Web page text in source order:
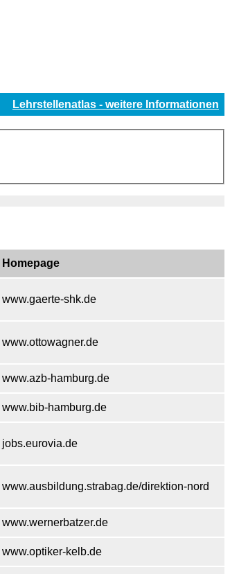
Lehrstellenatlas - weitere Informationen
Homepage
www.gaerte-shk.de
www.ottowagner.de
www.azb-hamburg.de
www.bib-hamburg.de
jobs.eurovia.de
www.ausbildung.strabag.de/direktion-nord
www.wernerbatzer.de
www.optiker-kelb.de